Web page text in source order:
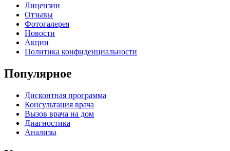
Лицензии
Отзывы
Фотогалерея
Новости
Акции
Политика конфиденциальности
Популярное
Дисконтная программа
Консультация врача
Вызов врача на дом
Диагностика
Анализы